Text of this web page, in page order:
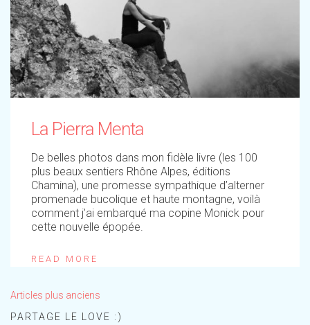
La Pierra Menta
De belles photos dans mon fidèle livre (les 100
plus beaux sentiers Rhône Alpes, éditions
Chamina), une promesse sympathique d’alterner
promenade bucolique et haute montagne, voilà
comment j’ai embarqué ma copine Monick pour
cette nouvelle épopée.
READ MORE
Navigation
des
Articles plus anciens
PARTAGE LE LOVE :)